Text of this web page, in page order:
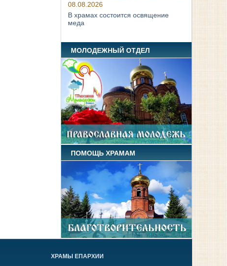
08.08.2026
В храмах состоится освящение
меда
МОЛОДЕЖНЫЙ ОТДЕЛ
ПОМОЩЬ ХРАМАМ
ХРАМЫ ЕПАРХИИ